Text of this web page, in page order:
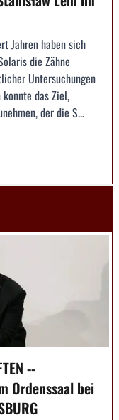
Jahren haben sich
die Zähne
Untersuchungen
das Ziel,
der die S...
--
Ordenssaal bei